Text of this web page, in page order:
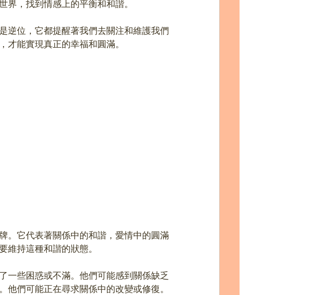
，找到情感上的平衡和和諧。
逆位，它都提醒著我們去關注和維護我們
能實現真正的幸福和圓滿。
。它代表著關係中的和諧，愛情中的圓滿
持這種和諧的狀態。
一些困惑或不滿。他們可能感到關係缺乏
們可能正在尋求關係中的改變或修復。